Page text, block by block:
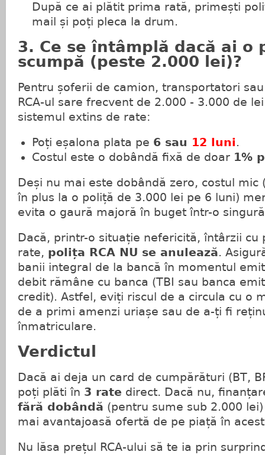
După ce ai plătit prima rată, primești
mail și poți pleca la drum.
3. Ce se întâmplă dacă ai o
scumpă (peste 2.000 lei)?
Pentru șoferii de camion, transportatori
RCA-ul sare frecvent de 2.000 - 3.000 de
sistemul extins de rate:
Poți eșalona plata pe 6 sau 12 luni.
Costul este o dobândă fixă de doar 1%
Deși nu mai este dobândă zero, costul mic
în plus la o poliță de 3.000 lei pe 6 luni)
evita o gaură majoră în buget într-o
Dacă, printr-o situație nefericită, întârzii cu
rate, polița RCA NU se anulează.
banii integral de la bancă în momentul
debit rămâne cu banca (TBI sau banca
credit). Astfel, eviți riscul de a circula cu o
de a primi amenzi uriașe sau de a-ți fi
înmatriculare.
Verdictul
Dacă ai deja un card de cumpărături (BT,
poți plăti în 3 rate direct. Dacă nu,
fără dobândă (pentru sume sub 2.000
mai avantajoasă ofertă de pe piață în
Nu lăsa prețul RCA-ului să te ia prin